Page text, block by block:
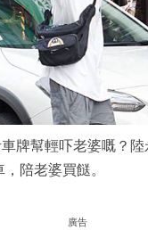
牌幫輕吓老婆嘅？陸
陪老婆買餸。
廣告